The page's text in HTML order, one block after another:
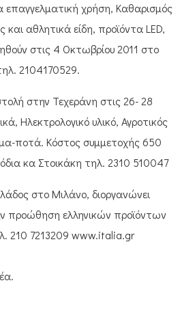
επαγγελματική χρήση, Καθαρισμός
αθλητικά είδη, προϊόντα LED,
στις 4 Οκτωβρίου 2011 στο
2104170529.
στην Τεχεράνη στις 26- 28
Ηλεκτρολογικό υλικό, Αγροτικός
ποτά. Κόστος συμμετοχής 650
κα Στοικάκη τηλ. 2310 510047
στο Μιλάνο, διοργανώνει
προώθηση ελληνικών προϊόντων
210 7213209 www.italia.gr